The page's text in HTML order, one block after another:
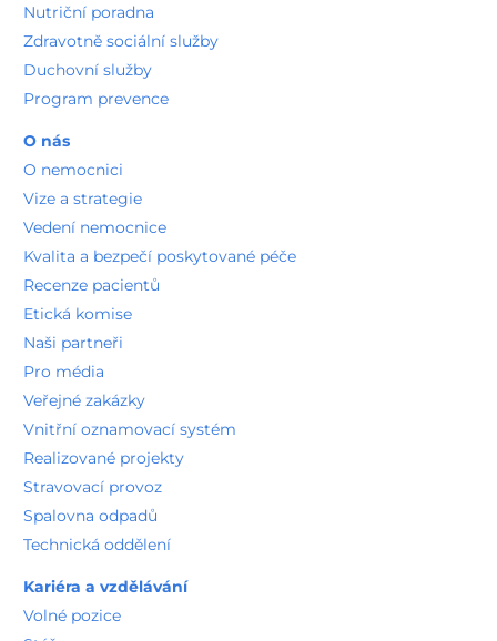
Nutriční poradna
Zdravotně sociální služby
Duchovní služby
Program prevence
O nás
O nemocnici
Vize a strategie
Vedení nemocnice
Kvalita a bezpečí poskytované péče
Recenze pacientů
Etická komise
Naši partneři
Pro média
Veřejné zakázky
Vnitřní oznamovací systém
Realizované projekty
Stravovací provoz
Spalovna odpadů
Technická oddělení
Kariéra a vzdělávání
Volné pozice